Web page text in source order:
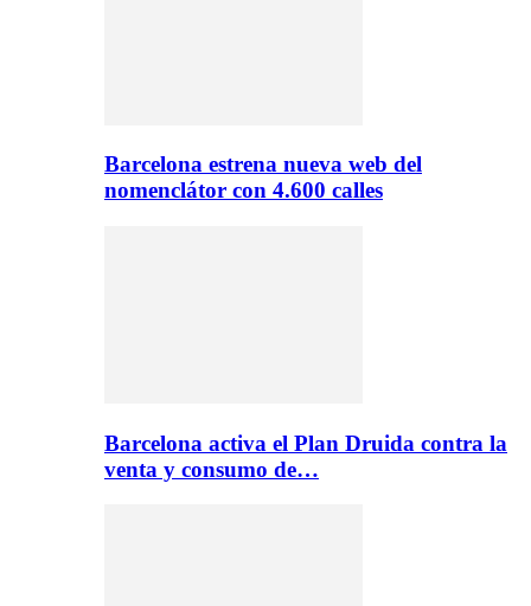
Barcelona estrena nueva web del
nomenclátor con 4.600 calles
Barcelona activa el Plan Druida contra la
venta y consumo de…